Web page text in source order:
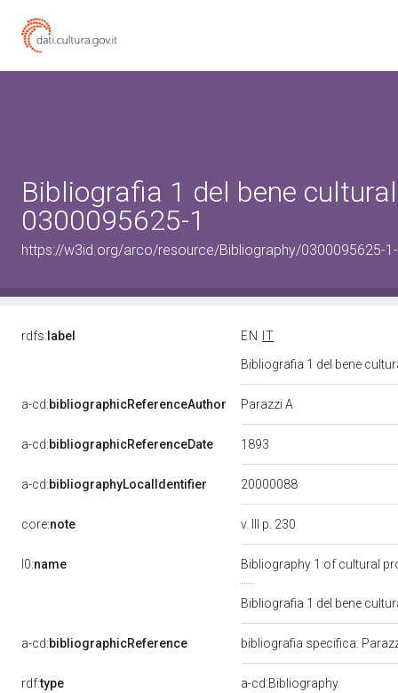
Bibliografia 1 del bene
0300095625-1
https://w3id.org/arco/resource/Bibliography/0300095625-
rdfs: label EN
IT
Bibliografia 1 del bene
a-cd:bibliographicReferenceAuthor Parazzi A
a-cd:bibliographicReferenceDate 1893
a-cd:bibliographyLocalIdentifier 20000088
core:note v. III p. 230
l0:name Bibliography 1 of cultural
Bibliografia 1 del bene
a-cd:bibliographicReference bibliografia specifica:
rdf:type
a-cd:Bibliography